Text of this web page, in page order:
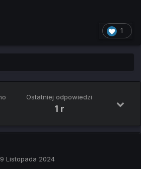
1
Ostatniej odpowiedzi
1 r
Listopada 2024